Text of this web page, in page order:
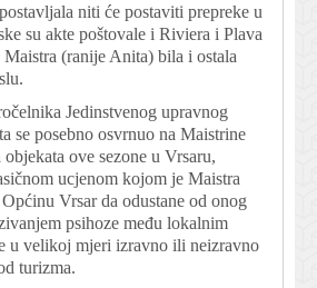
niti će postaviti prepreke u
su akte poštovale i Riviera i Plava
(ranije Anita) bila i ostala
Jedinstvenog upravnog
se posebno osvrnuo na Maistrine
ove sezone u Vrsaru,
ucjenom kojom je Maistra
Vrsar da odustane od onog
psihoze među lokalnim
u velikoj mjeri izravno ili neizravno
turizma.